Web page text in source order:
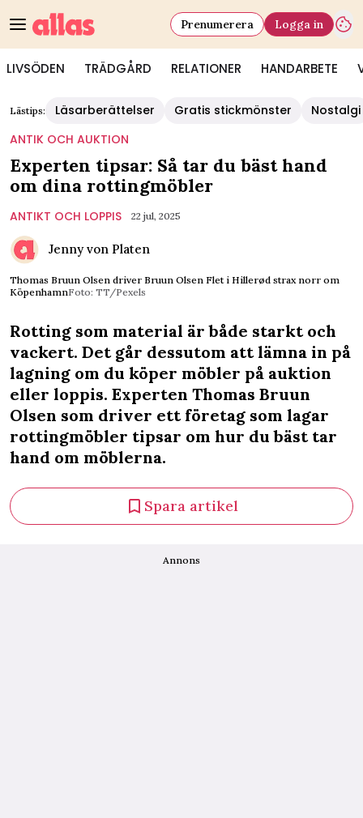
LIVSÖDEN TRÄDGÅRD RELATIONER HANDARBETE
Prenumerera Logga in
Lästips: Läsarberättelser Gratis stickmönster
Nostalgi
ANTIK OCH AUKTION
Experten tipsar: Så tar du bäst hand
om dina rottingmöbler
ANTIKT OCH LOPPIS 22 jul, 2025
Jenny von Platen
Thomas Bruun Olsen driver Bruun Olsen Flet i Hillerød strax norr om
KöpenhamnFoto: TT/Pexels
Rotting som material är både starkt och
vackert. Det går dessutom att lämna in på
lagning om du köper möbler på auktion
eller loppis. Experten Thomas Bruun
Olsen som driver ett företag som lagar
rottingmöbler tipsar om hur du bäst tar
hand om möblerna.
Spara artikel
Annons